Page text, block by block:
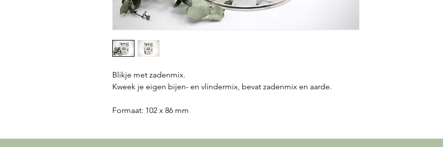
Blikje met zadenmix.
Kweek je eigen bijen- en vlindermix, bevat zadenmix en aarde.
Formaat: 102 x 86 mm